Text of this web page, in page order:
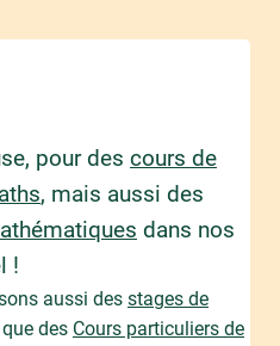
pour des cours de
, mais aussi des
dans nos
!
aussi des stages de
des Cours particuliers de